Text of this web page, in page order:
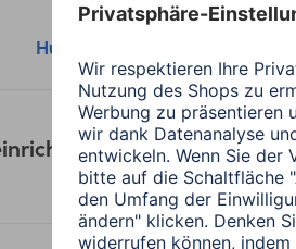
Hub/Zentrale
Anleitung